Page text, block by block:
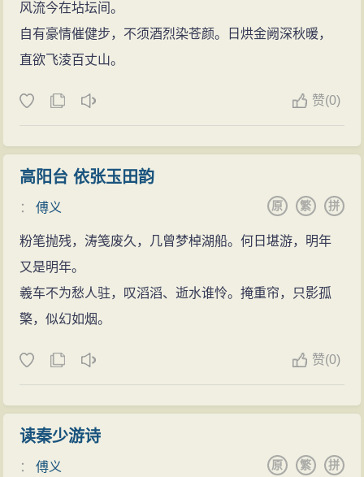
风流今在坫坛间。
自有豪情催健步，不须酒烈染苍颜。日烘金阙深秋暖，
直欲飞淩百丈山。
赞(0)
高阳台 依张玉田韵
：傅义 拼
繁
原
粉笔抛残，涛笺废久，几曾梦棹湖船。何日堪游，明年
又是明年。
羲车不为愁人驻，叹滔滔、逝水谁怜。掩重帘，只影孤
檠，似幻如烟。
赞(0)
读秦少游诗
：傅义 拼
繁
原